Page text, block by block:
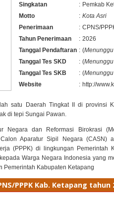
Singkatan
: Pemkab
Motto
: Kota Asri
Penerimaan
: CPNS/
Tahun Penerimaan
: 2026
Tanggal Pendaftaran : (
Tanggal Tes SKD
: (
Tanggal Tes SKB
: (
Website
: http://
satu Daerah Tingkat II di provinsi
di tepi Sungai Pawan.
Negara dan Reformasi Birokrasi
Aparatur Sipil Negara
(PPPK) di lingkungan Pemerintah
Warga Negara Indonesia yang
Pemerintah Kabupaten Ketapang
PPPK Kab. Ketapang tahun